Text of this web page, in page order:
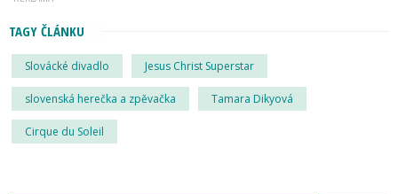
TAGY ČLÁNKU
Slovácké divadlo Jesus Christ Superstar
slovenská herečka a zpěvačka Tamara Dikyová
Cirque du Soleil